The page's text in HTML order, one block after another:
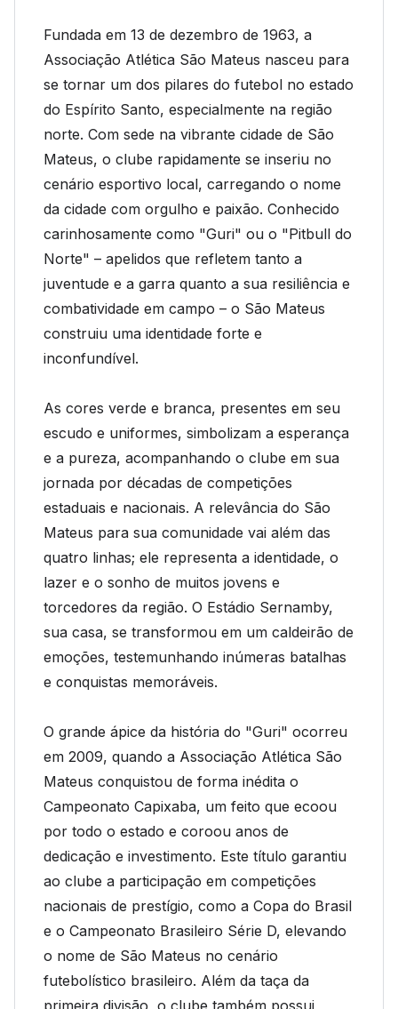
Fundada em 13 de dezembro de 1963, a
Associação Atlética São Mateus nasceu para
se tornar um dos pilares do futebol no estado
do Espírito Santo, especialmente na região
norte. Com sede na vibrante cidade de São
Mateus, o clube rapidamente se inseriu no
cenário esportivo local, carregando o nome
da cidade com orgulho e paixão. Conhecido
carinhosamente como "Guri" ou o "Pitbull do
Norte" – apelidos que refletem tanto a
juventude e a garra quanto a sua resiliência e
combatividade em campo – o São Mateus
construiu uma identidade forte e
inconfundível.
As cores verde e branca, presentes em seu
escudo e uniformes, simbolizam a esperança
e a pureza, acompanhando o clube em sua
jornada por décadas de competições
estaduais e nacionais. A relevância do São
Mateus para sua comunidade vai além das
quatro linhas; ele representa a identidade, o
lazer e o sonho de muitos jovens e
torcedores da região. O Estádio Sernamby,
sua casa, se transformou em um caldeirão de
emoções, testemunhando inúmeras batalhas
e conquistas memoráveis.
O grande ápice da história do "Guri" ocorreu
em 2009, quando a Associação Atlética São
Mateus conquistou de forma inédita o
Campeonato Capixaba, um feito que ecoou
por todo o estado e coroou anos de
dedicação e investimento. Este título garantiu
ao clube a participação em competições
nacionais de prestígio, como a Copa do Brasil
e o Campeonato Brasileiro Série D, elevando
o nome de São Mateus no cenário
futebolístico brasileiro. Além da taça da
primeira divisão, o clube também possui